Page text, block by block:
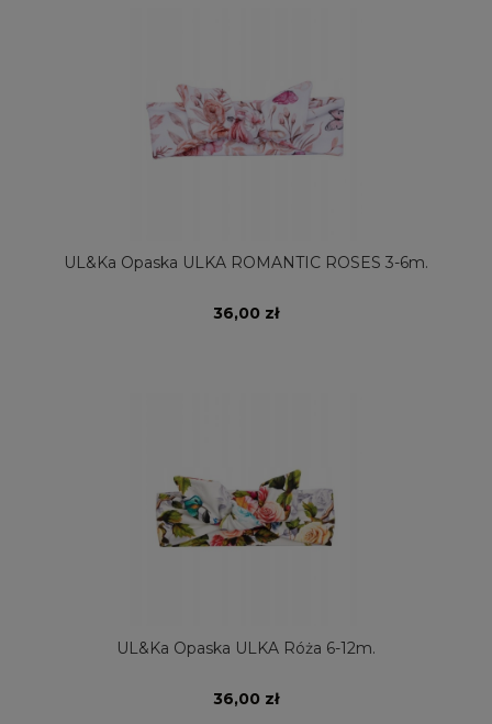
UL&Ka Opaska ULKA ROMANTIC ROSES 3-6m.
36,00 zł
UL&Ka Opaska ULKA Róża 6-12m.
36,00 zł